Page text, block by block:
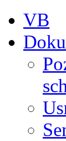
VB